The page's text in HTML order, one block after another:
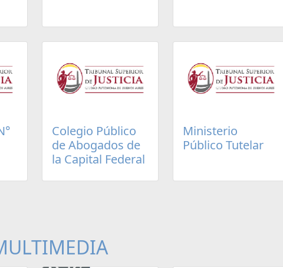
Colegio Público
de Abogados de
la Capital Federal
Ministerio
Público Tutelar